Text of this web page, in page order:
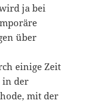
ja bei
über
einige Zeit
in der
mit der